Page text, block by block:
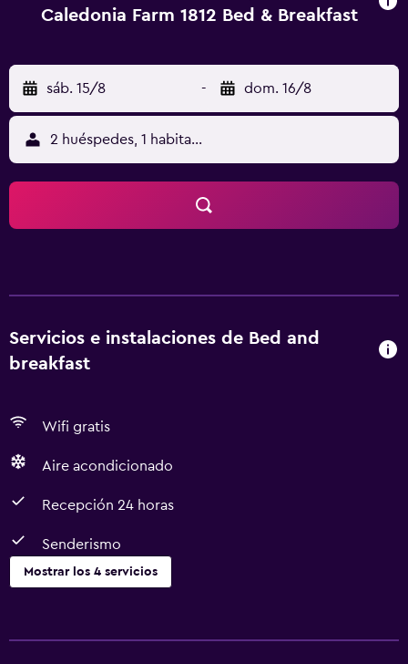
Caledonia Farm 1812 Bed & Breakfast
sáb. 15/8 - dom. 16/8
2 huéspedes, 1 habitación
Servicios e instalaciones de Bed and
breakfast
Wifi gratis
Aire acondicionado
Recepción 24 horas
Senderismo
Mostrar los 4 servicios
Wifi gratis